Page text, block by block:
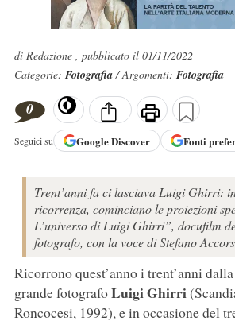
di Redazione , pubblicato il 01/11/2022
Categorie: Fotografia/ Argomenti: Fotografia
0
Seguici su GoogleDiscover Fonti
Trent’anni fa ci lasciava Luigi Ghirri:
ricorrenza, cominciano le proiezioni
L’universo di Luigi Ghirri”, docufilm
fotografo, con la voce di Stefano
Ricorrono quest’anno i trent’anni
grande fotografoLuigi Ghirri
Roncocesi, 1992), e in occasione del